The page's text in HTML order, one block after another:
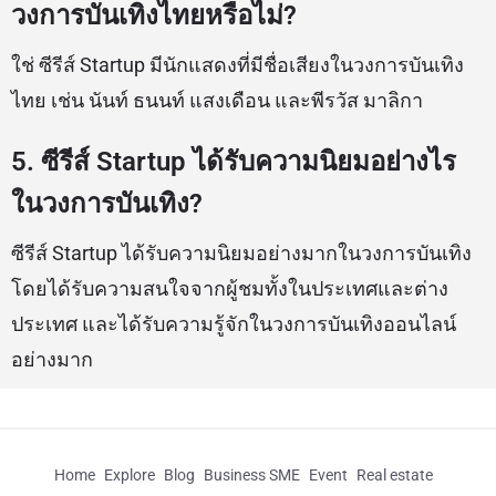
วงการบันเทิงไทยหรือไม่?
ใช่ ซีรีส์ Startup มีนักแสดงที่มีชื่อเสียงในวงการบันเทิง
ไทย เช่น นันท์ ธนนท์ แสงเดือน และพีรวัส มาลิกา
5. ซีรีส์ Startup ได้รับความนิยมอย่างไร
ในวงการบันเทิง?
ซีรีส์ Startup ได้รับความนิยมอย่างมากในวงการบันเทิง
โดยได้รับความสนใจจากผู้ชมทั้งในประเทศและต่าง
ประเทศ และได้รับความรู้จักในวงการบันเทิงออนไลน์
อย่างมาก
Home Explore Blog Business SME Event Real estate